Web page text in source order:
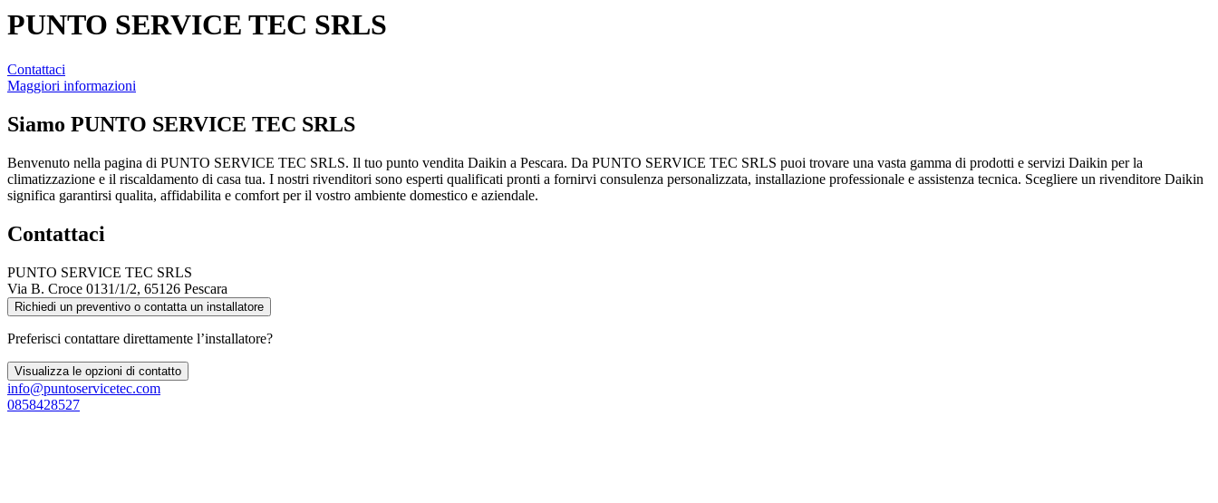
PUNTO SERVICE TEC SRLS
Contattaci
Maggiori informazioni
Siamo PUNTO SERVICE TEC SRLS
Benvenuto nella pagina di PUNTO SERVICE TEC SRLS. Il tuo punto vendita Daikin a Pescara. Da PUNTO SERVICE TEC SRLS puoi trovare una vasta gamma di prodotti e servizi Daikin per la
climatizzazione e il riscaldamento di casa tua. I nostri rivenditori sono esperti qualificati pronti a fornirvi consulenza personalizzata, installazione professionale e assistenza tecnica. Scegliere un rivenditore Daikin
significa garantirsi qualita, affidabilita e comfort per il vostro ambiente domestico e aziendale.
Contattaci
PUNTO SERVICE TEC SRLS
Via B. Croce 0131/1/2, 65126 Pescara
Richiedi un preventivo o contatta un installatore
Preferisci contattare direttamente l’installatore?
Visualizza le opzioni di contatto
info@puntoservicetec.com
0858428527